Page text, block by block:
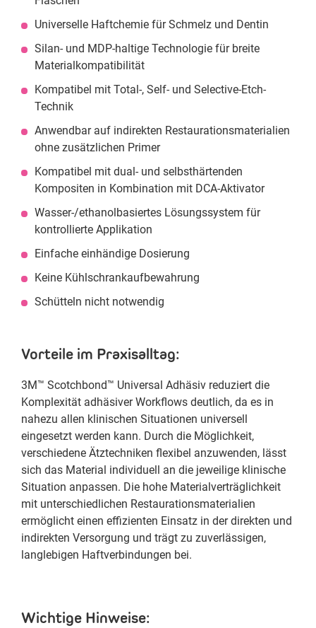
Universelle Haftchemie für Schmelz und Dentin
Silan- und MDP-haltige Technologie für breite
Materialkompatibilität
Kompatibel mit Total-, Self- und Selective-Etch-
Technik
Anwendbar auf indirekten Restaurationsmaterialien
ohne zusätzlichen Primer
Kompatibel mit dual- und selbsthärtenden
Kompositen in Kombination mit DCA-Aktivator
Wasser-/ethanolbasiertes Lösungssystem für
kontrollierte Applikation
Einfache einhändige Dosierung
Keine Kühlschrankaufbewahrung
Schütteln nicht notwendig
Vorteile im Praxisalltag:
3M™ Scotchbond™ Universal Adhäsiv reduziert die
Komplexität adhäsiver Workflows deutlich, da es in
nahezu allen klinischen Situationen universell
eingesetzt werden kann. Durch die Möglichkeit,
verschiedene Ätztechniken flexibel anzuwenden, lässt
sich das Material individuell an die jeweilige klinische
Situation anpassen. Die hohe Materialverträglichkeit
mit unterschiedlichen Restaurationsmaterialien
ermöglicht einen effizienten Einsatz in der direkten und
indirekten Versorgung und trägt zu zuverlässigen,
langlebigen Haftverbindungen bei.
Wichtige Hinweise: